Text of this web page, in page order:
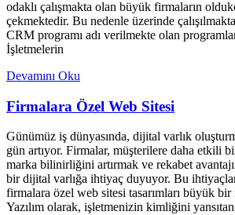
odaklı çalışmakta olan büyük firmaların
çekmektedir. Bu nedenle üzerinde
CRM programı adı verilmekte olan
İşletmelerin
Devamını Oku
Firmalara Özel Web Sitesi
Günümüz iş dünyasında, dijital varlık
gün artıyor. Firmalar, müşterilere daha etkili
marka bilinirliğini artırmak ve rekabet
bir dijital varlığa ihtiyaç duyuyor. Bu
firmalara özel web sitesi tasarımları büyük
Yazılım olarak, işletmenizin kimliğini